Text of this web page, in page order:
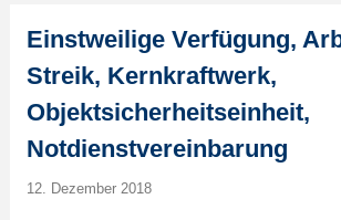
Einstweilige Verfügung,
Streik, Kernkraftwerk,
Objektsicherheitseinheit,
Notdienstvereinbarung
12. Dezember 2018